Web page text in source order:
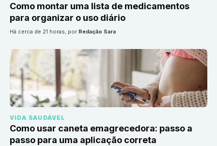
Como montar uma lista de medicamentos
para organizar o uso diário
há cerca de 21 horas, por Redação Sara
VIDA SAUDÁVEL
Como usar caneta emagrecedora: passo a
passo para uma aplicação correta